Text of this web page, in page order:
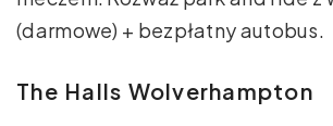
(darmowe) + bezpłatny autobus.
The Halls Wolverhampton